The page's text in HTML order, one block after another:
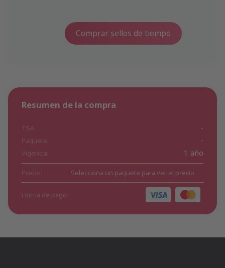
Comprar sellos de tiempo
Resumen de la compra
TSA: -
Paquete: -
Vigencia: 1 año
Precio: Selecciona un paquete para ver el precio
Forma de pago: